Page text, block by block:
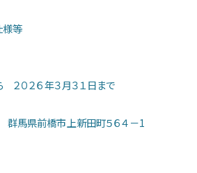
案内
案内
のご案内
様等
２０２６年３月３１日まで
馬県前橋市上新田町５６４－1